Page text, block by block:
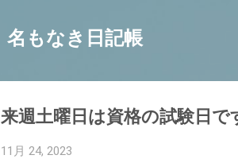
名もなき日記帳
来週土曜日は資格の試験日で
11月 24, 2023